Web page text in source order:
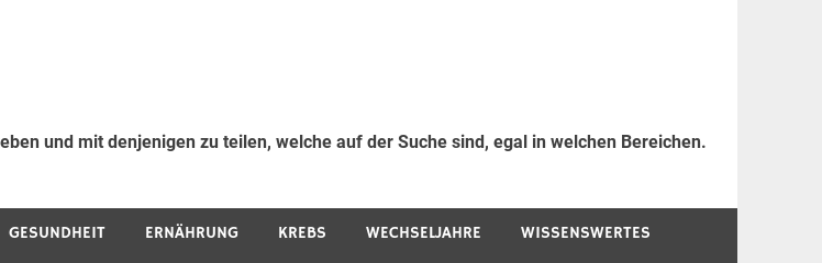
und mit denjenigen zu teilen, welche auf der Suche sind, egal in welchen Bereichen.
GESUNDHEIT ERNÄHRUNG KREBS WECHSELJAHRE WISSENSWERTES